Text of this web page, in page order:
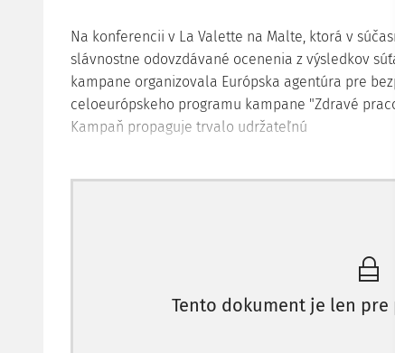
Na konferencii v La Valette na Malte, ktorá v
slávnostne odovzdávané ocenenia z výsledkov
kampane organizovala Európska agentúra pre
celoeurópskeho programu kampane "Zdravé
Kampaň propaguje trvalo udržateľnú
Tento dokument je len pre